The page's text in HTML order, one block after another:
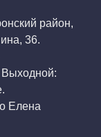
район,
36.
Елена